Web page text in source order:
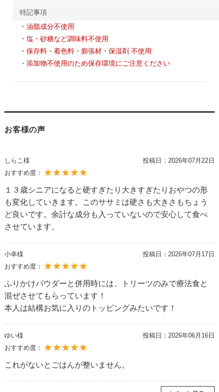
特記事項
・油脂成分不使用
・塩・砂糖など調味料不使用
・保存料・着色料・膨張材・保湿剤 不使用
・添加物不使用のため保存環境にご注意ください
お客様の声
しらこ様 投稿日： 2026年07月22日
おすすめ度：
１３歳シニアになると硬すぎたり大きすぎたりおやつの形
も変化していきます。このササミは硬さも大きさもちょう
ど良いです。余計な成分も入っていないので安心して食べ
させています。
小幸様 投稿日： 2026年07月17日
おすすめ度：
ふりかけパウダーと併用時には、トリーツのみで療法食と
混ぜさせてもらっています！
本人は結構お気に入りのトッピングみたいです！
ゆい様 投稿日： 2026年06月16日
おすすめ度：
これがないとごはんが整いません。